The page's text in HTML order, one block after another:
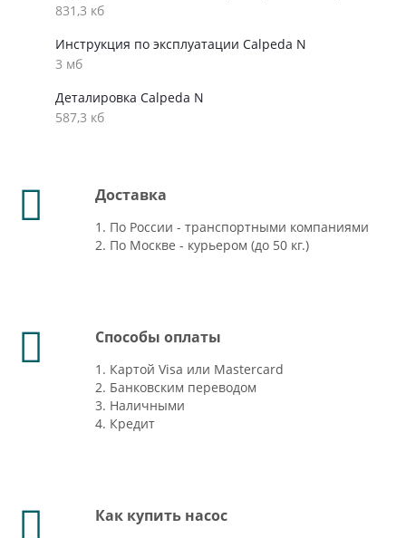
831,3 кб
Инструкция по эксплуатации Calpeda N
3 мб
Деталировка Calpeda N
587,3 кб
Доставка
1. По России - транспортными компаниями
2. По Москве - курьером (до 50 кг.)
Способы оплаты
1. Картой Visa или Mastercard
2. Банковским переводом
3. Наличными
4. Кредит
Как купить насос